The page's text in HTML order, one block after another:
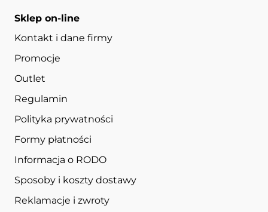
Sklep on-line
Kontakt i dane firmy
Promocje
Outlet
Regulamin
Polityka prywatności
Formy płatności
Informacja o RODO
Sposoby i koszty dostawy
Reklamacje i zwroty